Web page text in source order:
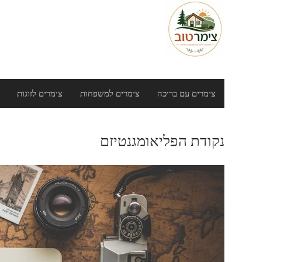
צימרים עם בריכה צימרים למשפחות צימרים לזוגות
נקודת הפליאומגנטיזם